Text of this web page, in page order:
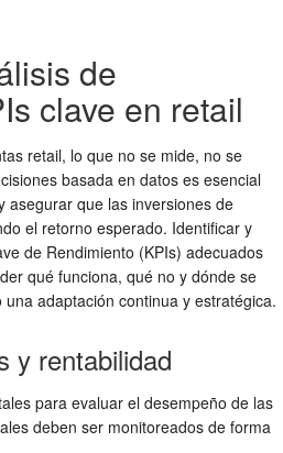
de
clave en retail
retail, lo que no se mide, no se
basada en datos es esencial
asegurar que las inversiones de
el retorno esperado. Identificar y
de Rendimiento (KPIs) adecuados
qué funciona, qué no y dónde se
adaptación continua y estratégica.
y rentabilidad
para evaluar el desempeño de las
deben ser monitoreados de forma